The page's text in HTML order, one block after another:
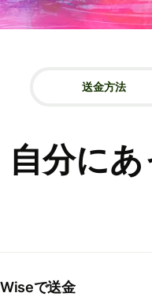
送金方法
自分に
Wiseで送金